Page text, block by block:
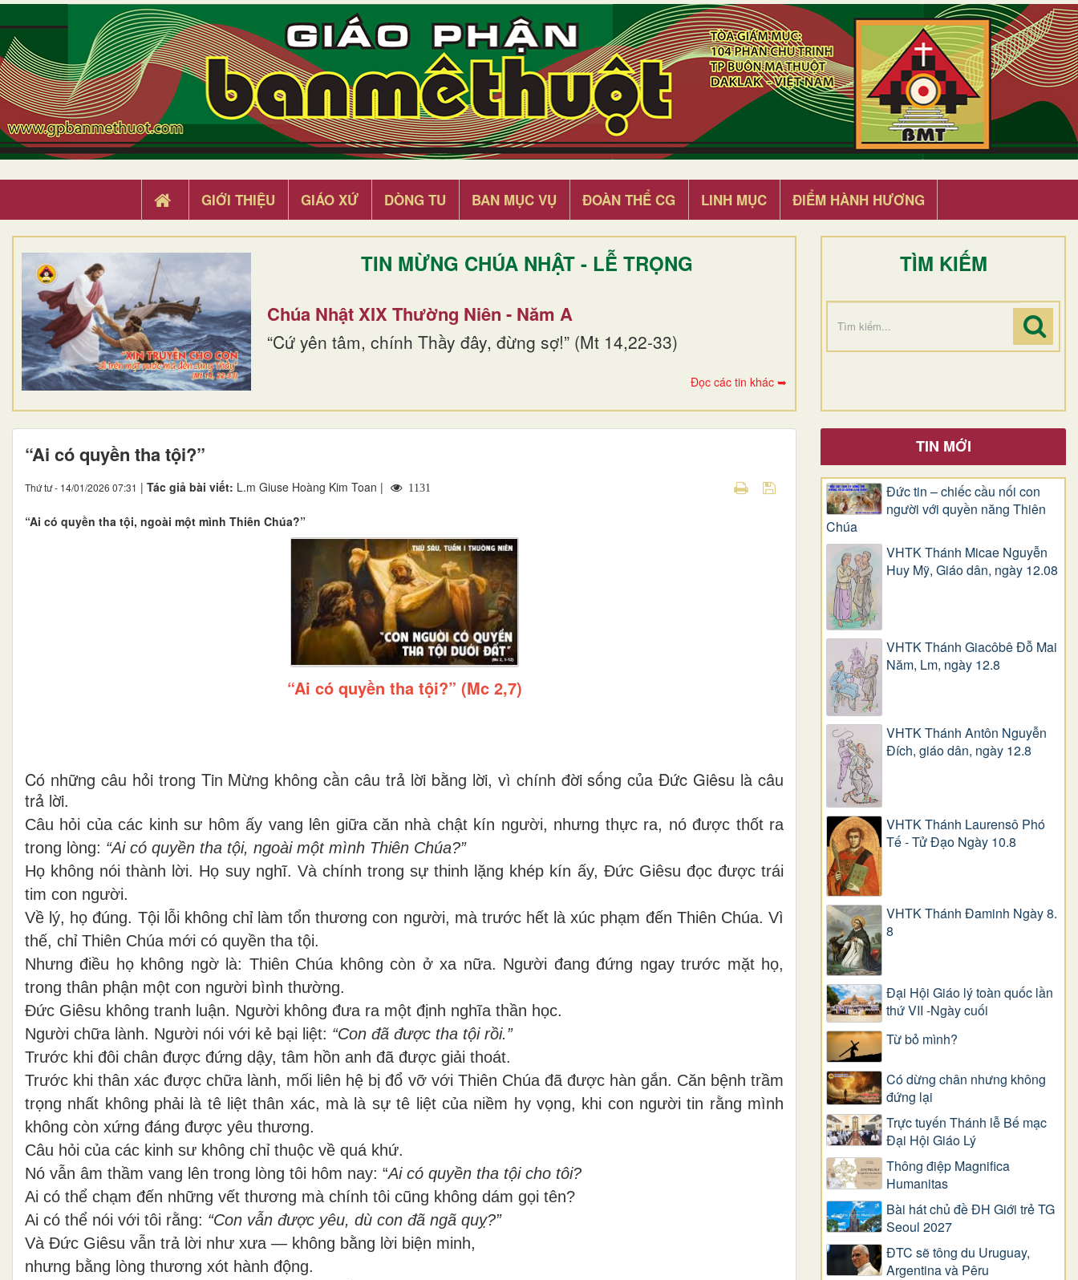
GIỚI THIỆU GIÁO XỨ DÒNG TU BAN MỤC VỤ ĐOÀN THỂ CG LINH MỤC ĐIỂM HÀNH HƯƠNG
TIN MỪNG CHÚA NHẬT - LỄ TRỌNG
Chúa Nhật XIX Thường Niên - Năm A
“Cứ yên tâm, chính Thầy đây, đừng sợ!” (Mt 14,22-33)
Đọc các tin khác ➥
TÌM KIẾM
“Ai có quyền tha tội?”
Thứ tư - 14/01/2026 07:31 | Tác giả bài viết: L.m Giuse Hoàng Kim Toan | 1131
“Ai có quyền tha tội, ngoài một mình Thiên Chúa?”
“Ai có quyền tha tội?” (Mc 2,7)
Có những câu hỏi trong Tin Mừng không cần câu trả lời bằng lời, vì chính đời sống của Đức Giêsu là câu
trả lời.
Câu hỏi của các kinh sư hôm ấy vang lên giữa căn nhà chật kín người, nhưng thực ra, nó được thốt ra
trong lòng: “Ai có quyền tha tội, ngoài một mình Thiên Chúa?”
Họ không nói thành lời. Họ suy nghĩ. Và chính trong sự thinh lặng khép kín ấy, Đức Giêsu đọc được trái
tim con người.
Về lý, họ đúng. Tội lỗi không chỉ làm tổn thương con người, mà trước hết là xúc phạm đến Thiên Chúa. Vì
thế, chỉ Thiên Chúa mới có quyền tha tội.
Nhưng điều họ không ngờ là: Thiên Chúa không còn ở xa nữa. Người đang đứng ngay trước mặt họ,
trong thân phận một con người bình thường.
Đức Giêsu không tranh luận. Người không đưa ra một định nghĩa thần học.
Người chữa lành. Người nói với kẻ bại liệt: “Con đã được tha tội rồi.”
Trước khi đôi chân được đứng dậy, tâm hồn anh đã được giải thoát.
Trước khi thân xác được chữa lành, mối liên hệ bị đổ vỡ với Thiên Chúa đã được hàn gắn. Căn bệnh trầm
trọng nhất không phải là tê liệt thân xác, mà là sự tê liệt của niềm hy vọng, khi con người tin rằng mình
không còn xứng đáng được yêu thương.
Câu hỏi của các kinh sư không chỉ thuộc về quá khứ.
Nó vẫn âm thầm vang lên trong lòng tôi hôm nay: “Ai có quyền tha tội cho tôi?
Ai có thể chạm đến những vết thương mà chính tôi cũng không dám gọi tên?
Ai có thể nói với tôi rằng: “Con vẫn được yêu, dù con đã ngã quỵ?”
Và Đức Giêsu vẫn trả lời như xưa — không bằng lời biện minh,
nhưng bằng lòng thương xót hành động.
TIN MỚI
Đức tin – chiếc cầu nối con
người với quyền năng Thiên
Chúa
VHTK Thánh Micae Nguyễn
Huy Mỹ, Giáo dân, ngày 12.08
VHTK Thánh Giacôbê Ðỗ Mai
Năm, Lm, ngày 12.8
VHTK Thánh Antôn Nguyễn
Ðích, giáo dân, ngày 12.8
VHTK Thánh Laurensô Phó
Tế - Tử Đạo Ngày 10.8
VHTK Thánh Đaminh Ngày 8.
8
Đại Hội Giáo lý toàn quốc lần
thứ VII -Ngày cuối
Từ bỏ mình?
Có dừng chân nhưng không
đứng lại
Trực tuyến Thánh lễ Bế mạc
Đại Hội Giáo Lý
Thông điệp Magnifica
Humanitas
Bài hát chủ đề ĐH Giới trẻ TG
Seoul 2027
ĐTC sẽ tông du Uruguay,
Argentina và Pêru